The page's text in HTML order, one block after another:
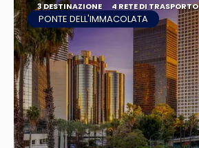
3 DESTINAZIONE 4 RETE DI TRASPORTO
PONTE DELL'IMMACOLATA